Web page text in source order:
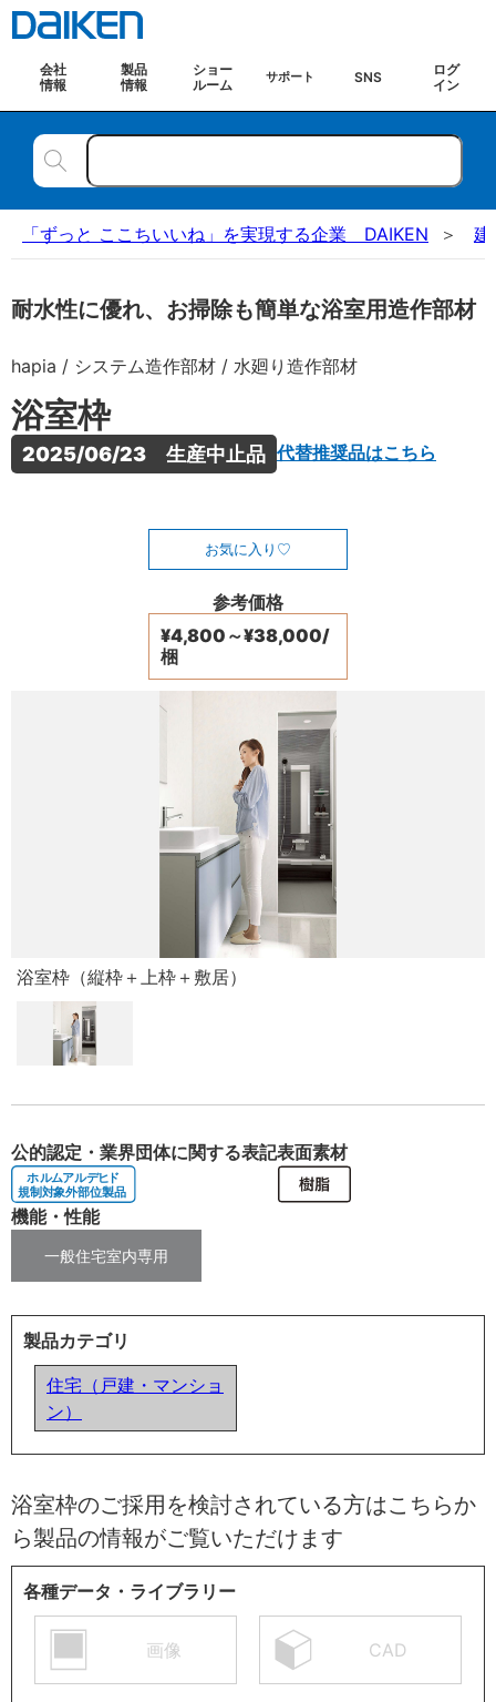
会社
情報
製品
情報
ショー
ルーム
サポート SNS
ログ
イン
「ずっと ここちいいね」を実現する企業 DAIKEN 建
耐水性に優れ、お掃除も簡単な浴室用造作部材
hapia / システム造作部材 / 水廻り造作部材
浴室枠
2025/06/23　生産中止品 代替推奨品はこちら
お気に入り
参考価格
¥4,800～¥38,000/
梱
浴室枠（縦枠＋上枠＋敷居）
公的認定・業界団体に関する表記表面素材
機能・性能
一般住宅室内専用
製品カテゴリ
住宅（戸建・マンショ
ン）
浴室枠のご採用を検討されている方はこちらか
ら製品の情報がご覧いただけます
各種データ・ライブラリー
画像 CAD